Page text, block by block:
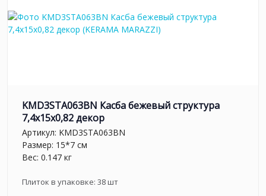
KMD3STA063BN Касба бежевый структура
7,4x15x0,82 декор
Артикул: KMD3STA063BN
Размер: 15*7 см
Вес: 0.147 кг
Плиток в упаковке: 38шт